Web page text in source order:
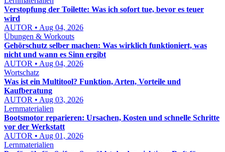
Verstopfung der Toilette: Was ich sofort tue, bevor es teuer
wird
AUTOR • Aug 04, 2026
Übungen & Workouts
Gehörschutz selber machen: Was wirklich funktioniert, was
nicht und wann es Sinn ergibt
AUTOR • Aug 04, 2026
Wortschatz
Was ist ein Multitool? Funktion, Arten, Vorteile und
Kaufberatung
AUTOR • Aug 03, 2026
Lernmaterialien
Bootsmotor reparieren: Ursachen, Kosten und schnelle Schritte
vor der Werkstatt
AUTOR • Aug 01, 2026
Lernmaterialien